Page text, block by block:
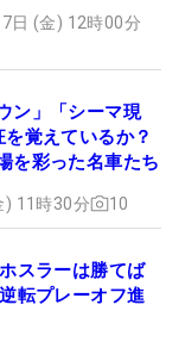
日 (金) 12時00分
ン」「シーマ現
覚えているか？
を彩った名車たち
) 11時30分 10
スラーは勝てば
転プレーオフ進